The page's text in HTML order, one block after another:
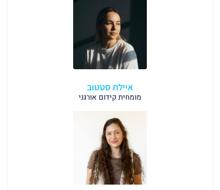
איילת סטטוב
מומחית קידום אורגני